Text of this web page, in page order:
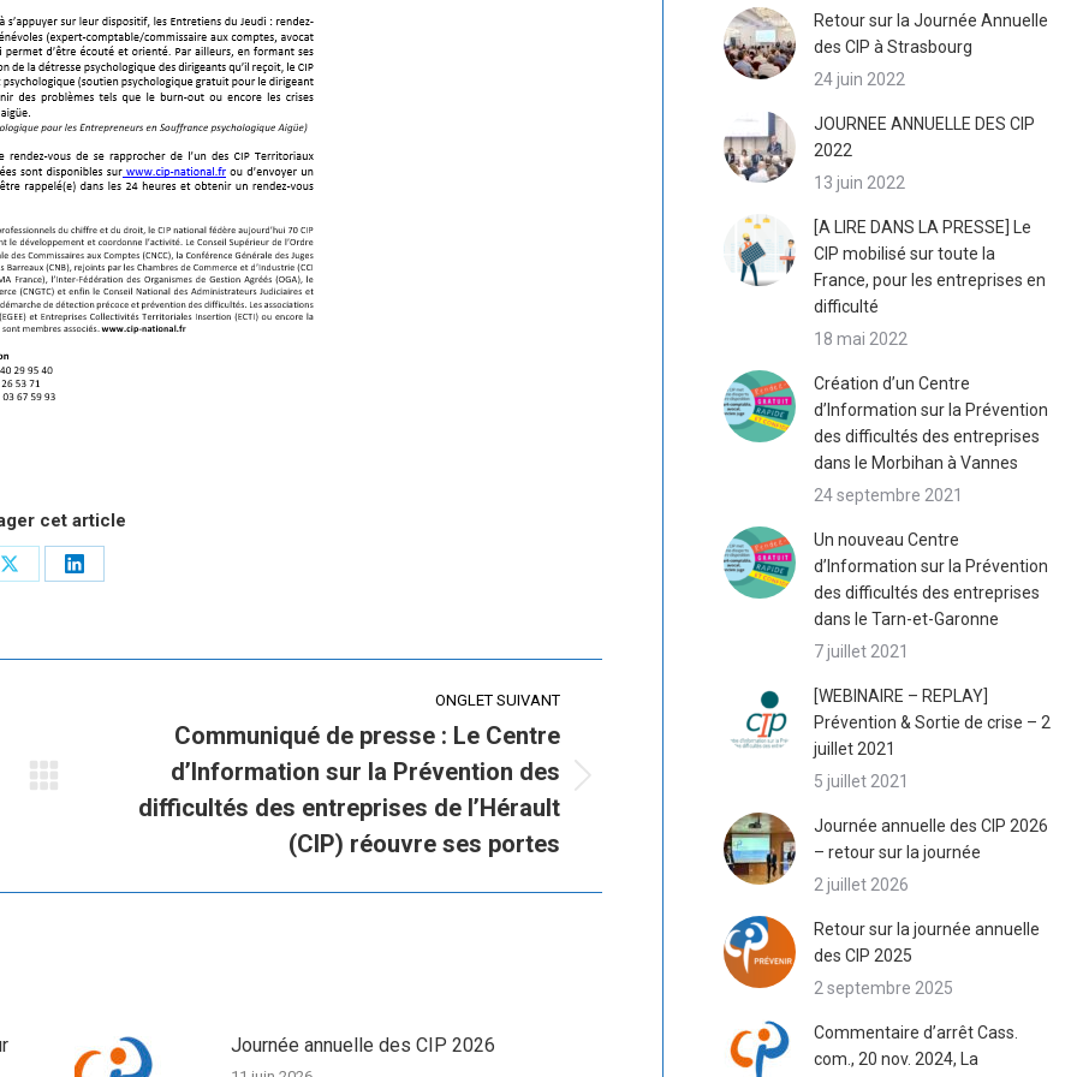
cet article
Share
Share
ONGLET SUIVANT
suivant
Communiqué de presse : Le Centre
d’Information sur la Prévention des
difficultés des entreprises de l’Hérault
(CIP) réouvre ses portes
Journée annuelle des CIP 2026
Retour sur la Journée Annuelle
des CIP à Strasbourg
24 juin 2022
JOURNEE ANNUELLE DES CIP
2022
13 juin 2022
[A LIRE DANS LA PRESSE] Le
CIP mobilisé sur toute la
France, pour les entreprises en
difficulté
18 mai 2022
Création d’un Centre
d’Information sur la Prévention
des difficultés des entreprises
dans le Morbihan à Vannes
24 septembre 2021
Un nouveau Centre
d’Information sur la Prévention
des difficultés des entreprises
dans le Tarn-et-Garonne
7 juillet 2021
[WEBINAIRE – REPLAY]
Prévention & Sortie de crise – 2
juillet 2021
5 juillet 2021
Journée annuelle des CIP 2026
– retour sur la journée
2 juillet 2026
Retour sur la journée annuelle
des CIP 2025
2 septembre 2025
Commentaire d’arrêt Cass.
com., 20 nov. 2024, La